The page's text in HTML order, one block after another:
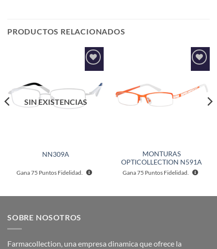
PRODUCTOS RELACIONADOS
Añadir
lista de
deseos
SIN EXISTENCIAS
NN309A
Gana75 Puntos Fidelidad.
Añadir
lista de
deseos
MONTURAS
OPTICOLLECTION N591A
Gana75 Puntos Fidelidad.
SOBRE NOSOTROS
Farmacollection, una empresa dinamica que ofrece la